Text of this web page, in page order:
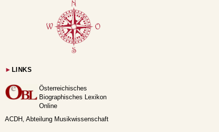
► LINKS
Österreichisches
Biographisches Lexikon
Online
ACDH, Abteilung Musikwissenschaft